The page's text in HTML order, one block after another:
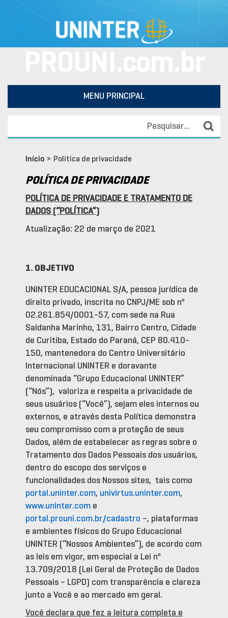
MENU PRINCIPAL
Início > Política de privacidade
POLÍTICA DE PRIVACIDADE
POLÍTICA DE PRIVACIDADE E TRATAMENTO DE
DADOS (“POLÍTICA”)
Atualização: 22 de março de 2021
1. OBJETIVO
UNINTER EDUCACIONAL S/A, pessoa jurídica de
direito privado, inscrita no CNPJ/ME sob nº
02.261.854/0001-57, com sede na Rua
Saldanha Marinho, 131, Bairro Centro, Cidade
de Curitiba, Estado do Paraná, CEP 80.410-
150, mantenedora do Centro Universitário
Internacional UNINTER e doravante
denominada “Grupo Educacional UNINTER”
(“Nós”), valoriza e respeita a privacidade de
seus usuários (“Você”), sejam eles internos ou
externos, e através desta Política demonstra
seu compromisso com a proteção de seus
Dados, além de estabelecer as regras sobre o
Tratamento dos Dados Pessoais dos usuários,
dentro do escopo dos serviços e
funcionalidades dos Nossos sites, tais como
portal.uninter.com, univirtus.uninter.com,
www.uninter.com e
portal.prouni.com.br/cadastro –, plataformas
e ambientes físicos do Grupo Educacional
UNINTER (“Nossos Ambientes”), de acordo com
as leis em vigor, em especial a Lei nº
13.709/2018 (Lei Geral de Proteção de Dados
Pessoais – LGPD) com transparência e clareza
junto a Você e ao mercado em geral.
Você declara que fez a leitura completa e